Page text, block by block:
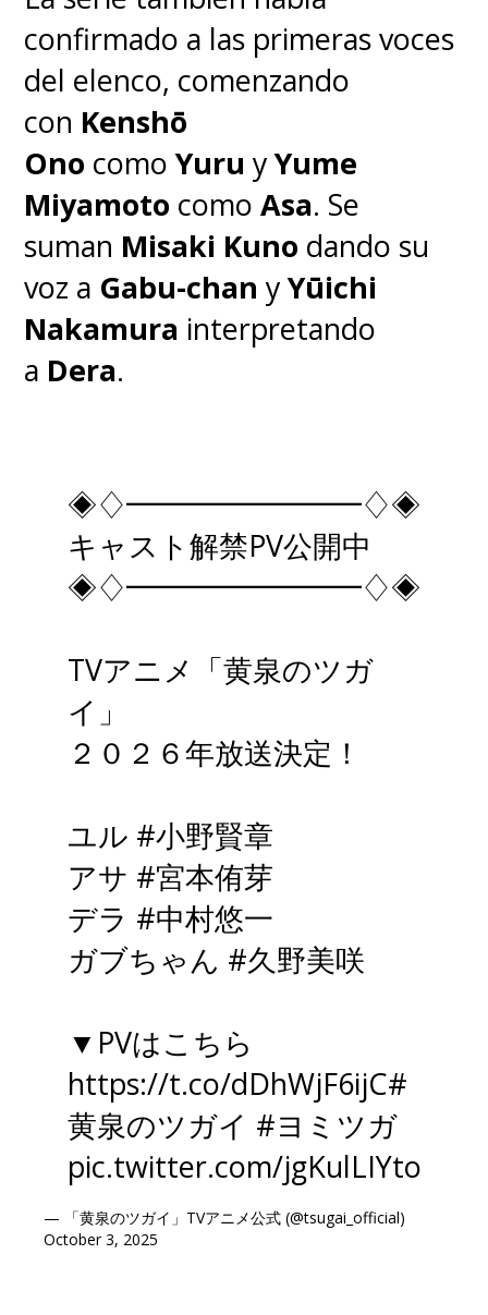
confirmado a las primeras voces
del elenco, comenzando
con Kenshō
Ono como YuruyYume
Miyamoto como Asa. Se
suman Misaki Kuno dando su
voz a Gabu-chanyYūichi
Nakamura interpretando
a Dera.
◈♢━━━━━━━━♢◈
キャスト解禁PV公開中
◈♢━━━━━━━━♢◈
TVアニメ「黄泉のツガ
イ」
２０２６年放送決定！
ユル #小野賢章
アサ #宮本侑芽
デラ #中村悠一
ガブちゃん #久野美咲
▼PVはこちら
https://t.co/dDhWjF6ijC#
黄泉のツガイ #ヨミツガ
pic.twitter.com/jgKulLIYto
— 「黄泉のツガイ」TVアニメ公式 (@tsugai_official)
October 3, 2025